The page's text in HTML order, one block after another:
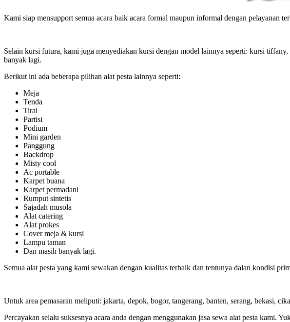
Kami siap mensupport semua acara baik acara formal maupun informal dengan pelayanan
Selain kursi futura, kami juga menyediakan kursi dengan model lainnya seperti: kursi
banyak lagi.
Berikut ini ada beberapa pilihan alat pesta lainnya seperti:
Meja
Tenda
Tirai
Partisi
Podium
Mini garden
Panggung
Backdrop
Misty cool
Ac portable
Karpet buana
Karpet permadani
Rumput sintetis
Sajadah musola
Alat catering
Alat prokes
Cover meja & kursi
Lampu taman
Dan masih banyak lagi.
Semua alat pesta yang kami sewakan dengan kualitas terbaik dan tentunya dalan kondisi
Untuk area pemasaran meliputi: jakarta, depok, bogor, tangerang, banten, serang, bekasi,
Percayakan selalu suksesnya acara anda dengan menggunakan jasa sewa alat pesta kami.